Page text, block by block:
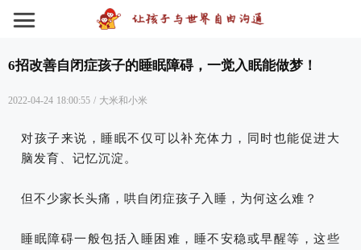
6招改善自闭症孩子的睡眠障碍，一觉入眠能做梦！
2022-04-24 18:00:55 / 大米和小米
对孩子来说，睡眠不仅可以补充体力，同时也能促进大
脑发育、记忆沉淀。
但不少家长头痛，哄自闭症孩子入睡，为何这么难？
睡眠障碍一般包括入睡困难，睡不安稳或早醒等，这些